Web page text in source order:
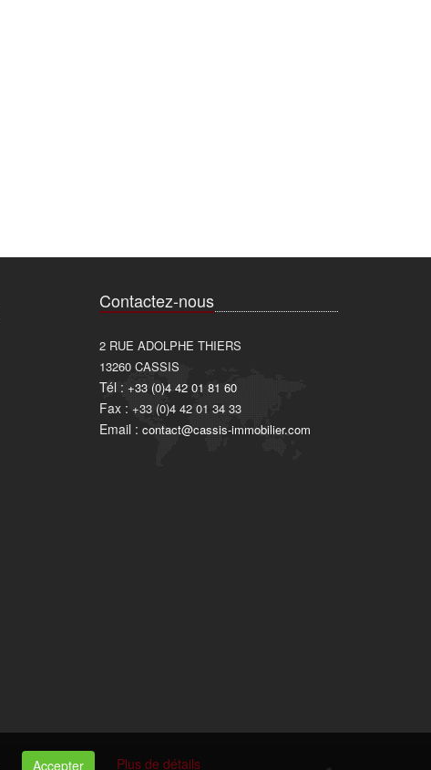
Contactez-nous
2 RUE ADOLPHE THIERS
13260 CASSIS
Tél : +33 (0)4 42 01 81 60
Fax : +33 (0)4 42 01 34 33
Email : contact@cassis-immobilier.com
Accepter Plus de détails